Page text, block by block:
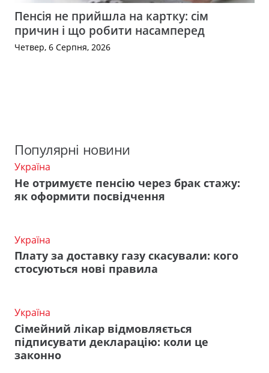
Пенсія не прийшла на картку: сім
причин і що робити насамперед
Четвер, 6 Серпня, 2026
Популярні новини
Україна
Не отримуєте пенсію через брак стажу:
як оформити посвідчення
Україна
Плату за доставку газу скасували: кого
стосуються нові правила
Україна
Сімейний лікар відмовляється
підписувати декларацію: коли це
законно